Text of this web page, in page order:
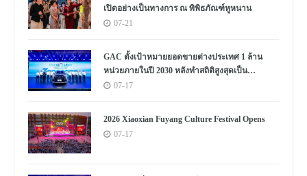
เปิดอย่างเป็นทางการ ณ พิพิธภัณฑ์หูหนาน
07-21
GAC ตั้งเป้าหมายยอดขายต่างประเทศ 1 ล้าน
หน่วยภายในปี 2030 หลังทำสถิติสูงสุดเป็น
ประวัติการณ์
07-17
2026 Xiaoxian Fuyang Culture Festival Opens
07-17